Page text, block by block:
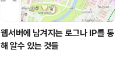
웹서버에 남겨지는 로그나 IP를 통
해 알수 있는 것들